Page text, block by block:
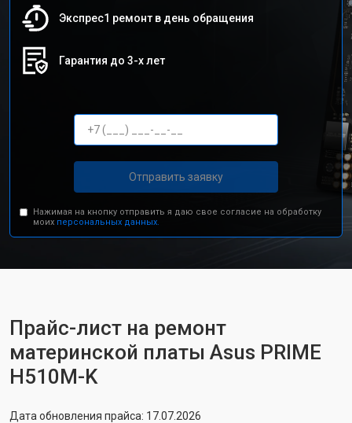
Экспрес1 ремонт в день обращения
Гарантия до 3-х лет
Отправить заявку
Нажимая на кнопку отправить я даю свое согласие на обработку
моих персональных данных.
Прайс-лист на ремонт
материнской платы Asus PRIME
H510M-K
Дата обновления прайса: 17.07.2026